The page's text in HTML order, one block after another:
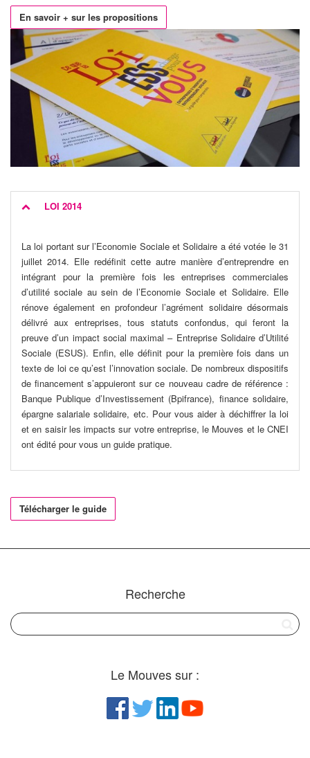
En savoir + sur les propositions
LOI 2014
La loi portant sur l’Economie Sociale et Solidaire a été votée le 31
juillet 2014. Elle redéfinit cette autre manière d’entreprendre en
intégrant pour la première fois les entreprises commerciales
d’utilité sociale au sein de l’Economie Sociale et Solidaire. Elle
rénove également en profondeur l’agrément solidaire désormais
délivré aux entreprises, tous statuts confondus, qui feront la
preuve d’un impact social maximal – Entreprise Solidaire d’Utilité
Sociale (ESUS). Enfin, elle définit pour la première fois dans un
texte de loi ce qu’est l’innovation sociale. De nombreux dispositifs
de financement s’appuieront sur ce nouveau cadre de référence :
Banque Publique d’Investissement (Bpifrance), finance solidaire,
épargne salariale solidaire, etc. Pour vous aider à déchiffrer la loi
et en saisir les impacts sur votre entreprise, le Mouves et le CNEI
ont édité pour vous un guide pratique.
Télécharger le guide
Recherche
Le Mouves sur :